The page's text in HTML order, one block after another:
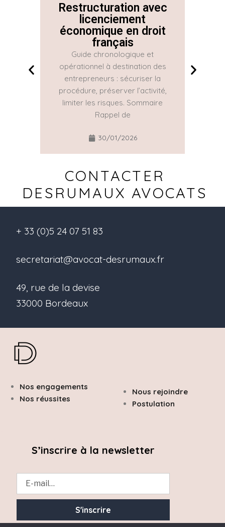
Restructuration avec
licenciement
économique en droit
français
Guide chronologique et
opérationnel à destination des
entrepreneurs : sécuriser la
procédure, préserver l’activité,
limiter les risques. Sommaire
Rappel de
30/01/2026
CONTACTER
DESRUMAUX AVOCATS
+ 33 (0)5 24 07 51 83
secretariat@avocat-desrumaux.fr
49, rue de la devise
33000 Bordeaux
Nous rejoindre
Postulation
Nos engagements
Nos réussites
S’inscrire à la newsletter